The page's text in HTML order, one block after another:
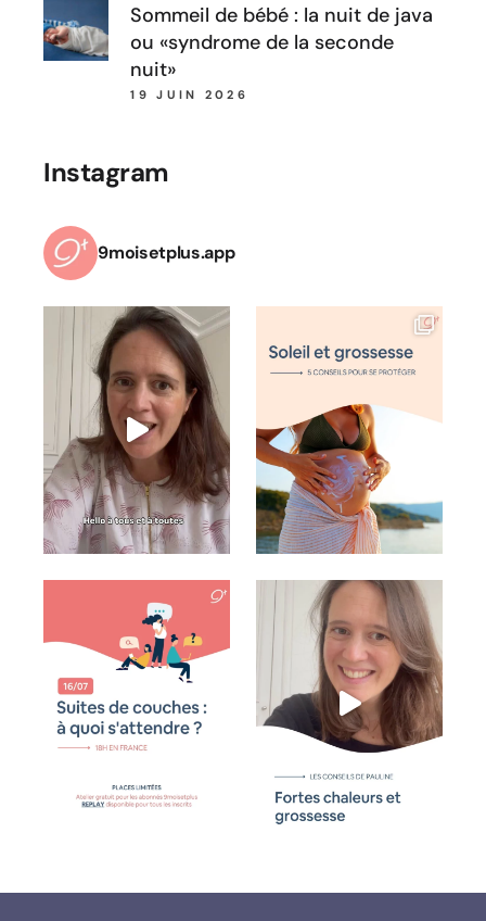
Sommeil de bébé : la nuit de java
ou «syndrome de la seconde
nuit»
19 JUIN 2026
Instagram
9moisetplus.app